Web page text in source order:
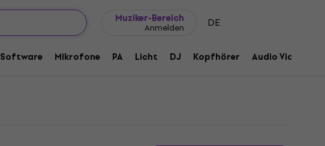
Muziker-Bereich
Anmelden DE
Software Mikrofone PA Licht DJ Kopfhörer Audio Video